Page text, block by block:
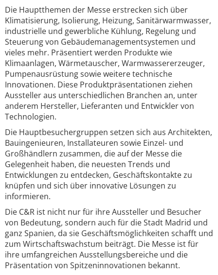
Die Hauptthemen der Messe erstrecken sich über
Klimatisierung, Isolierung, Heizung, Sanitärwarmwasser,
industrielle und gewerbliche Kühlung, Regelung und
Steuerung von Gebäudemanagementsystemen und
vieles mehr. Präsentiert werden Produkte wie
Klimaanlagen, Wärmetauscher, Warmwassererzeuger,
Pumpenausrüstung sowie weitere technische
Innovationen. Diese Produktpräsentationen ziehen
Aussteller aus unterschiedlichen Branchen an, unter
anderem Hersteller, Lieferanten und Entwickler von
Technologien.
Die Hauptbesuchergruppen setzen sich aus Architekten,
Bauingenieuren, Installateuren sowie Einzel- und
Großhändlern zusammen, die auf der Messe die
Gelegenheit haben, die neuesten Trends und
Entwicklungen zu entdecken, Geschäftskontakte zu
knüpfen und sich über innovative Lösungen zu
informieren.
Die C&R ist nicht nur für ihre Aussteller und Besucher
von Bedeutung, sondern auch für die Stadt Madrid und
ganz Spanien, da sie Geschäftsmöglichkeiten schafft und
zum Wirtschaftswachstum beiträgt. Die Messe ist für
ihre umfangreichen Ausstellungsbereiche und die
Präsentation von Spitzeninnovationen bekannt.